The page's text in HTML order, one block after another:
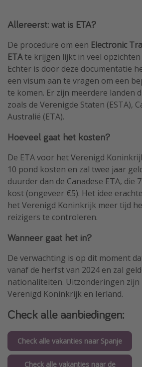
Reiskalender
25 beste pretparken
Beste keukens ter wereld
Center Parcs
Disneyland Parijs
Strandvakantie in Italië
All inclusive vakantie in Griekenland
Allereerst: wat is ETA?
De procedure om een Electronic
ETAte krijgen lijkt in veel opzichten
Echter is door deze documentatie
een visum aan te vragen om een
te komen. Er zijn meerdere landen
zoals de Verenigde Staten (ESTA),
Australië (ETA).
Hoeveel gaat het kosten?
De ETA voor het Verenigd
10 pond kosten en zal twee jaar
duurder dan de Canadese ETA, die
kost (ongeveer €5). Het idee
het Verenigd Koninkrijk meer tijd
reizigers te controleren.
Wanneer gaat het in?
De verwachting is op dit moment
vanaf de herfst van 2024 en zal
nationaliteiten. Uitzonderingen
Verenigd Koninkrijk en Ierland.
Check alle aanbiedingen:
Check alle vakanties naar Spanje
Check alle vakanties naar de